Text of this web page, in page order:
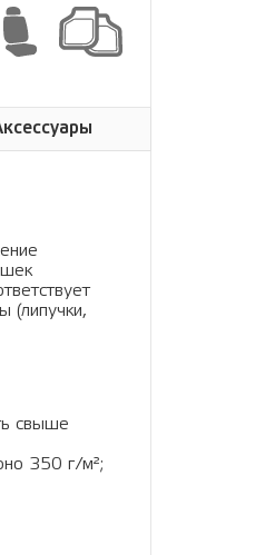
(липучки,
свыше
350 г/м²;